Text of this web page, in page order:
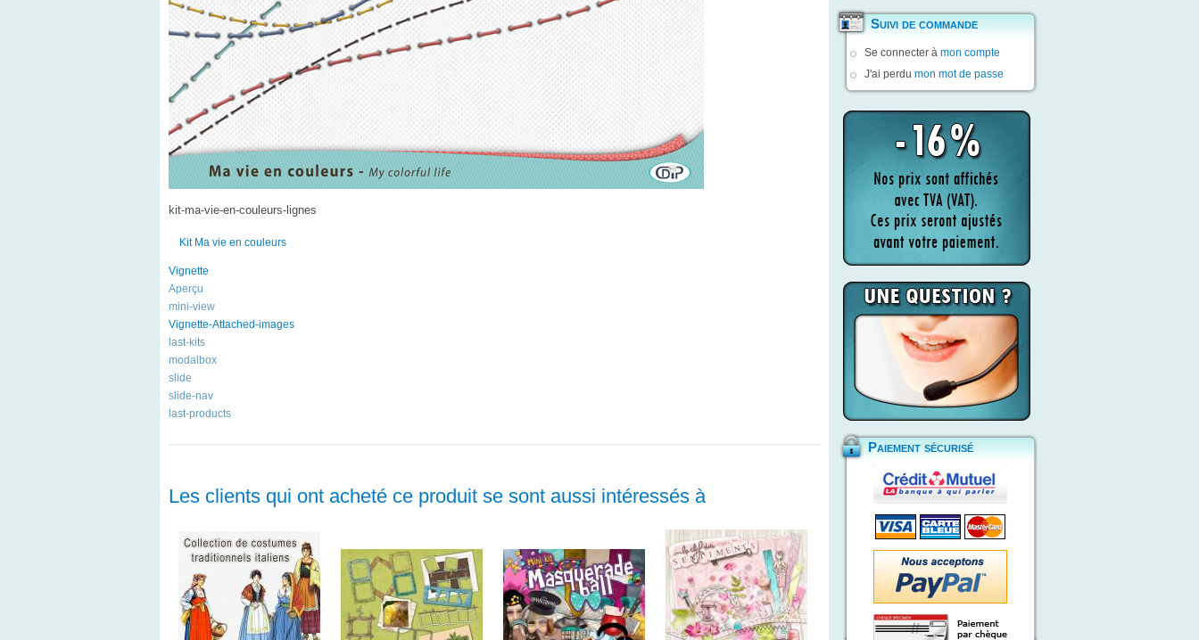
kit-ma-vie-en-couleurs-lignes
Kit Ma vie en couleurs
Vignette
Aperçu
mini-view
Vignette-Attached-images
last-kits
modalbox
slide
slide-nav
last-products
Les clients qui ont acheté ce produit se sont aussi intéressés à
Suivi de commande
Se connecter à mon compte
J'ai perdu mon mot de passe
Paiement sécurisé